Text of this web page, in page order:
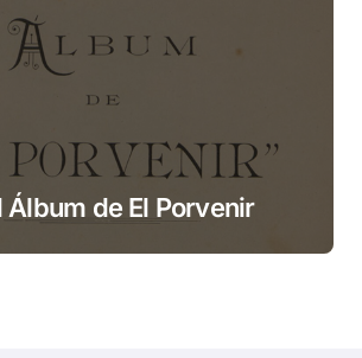
Álbum de El Porvenir